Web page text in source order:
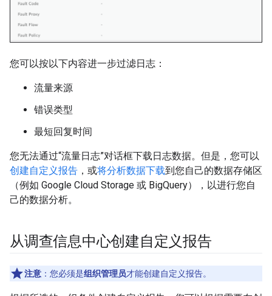
您可以按以下内容进一步过滤日志：
流量来源
错误类型
最短回复时间
您无法通过“流量日志”对话框下载日志数据。但是，您可以
创建自定义报告 ，或将分析数据下载到您自己的数据存储区
（例如 Google Cloud Storage 或 BigQuery），以进行您自
己的数据分析。
从调查信息中心创建自定义报告
注意 ：您必须是组织管理员才能创建自定义报告。